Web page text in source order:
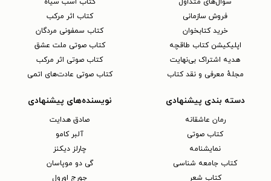
سوال‌های متداول
فروش سازمانی
خرید کتابخوان
اپلیکیشن کتاب طاقچه
هدیه اشتراک بی‌نهایت
مجلهٔ معرفی و نقد کتاب
کتاب اسب سیاه
کتاب اثر مرکب
کتاب سمفونی مردگان
کتاب صوتی ملت عشق
کتاب صوتی اثر مرکب
کتاب صوتی عادت‌های اتمی
دسته بندی پیشنهادی
رمان عاشقانه
کتاب‌ صوتی
نمایشنامه
کتاب جامعه شناسی
کتاب شعر
نویسنده‌های پیشنهادی
صادق هدایت
آلبر کامو
چارلز دیکنز
گی دو موپاسان
جورج اورول